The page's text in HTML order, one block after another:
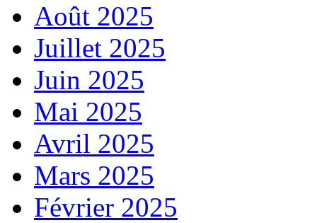
Août 2025
Juillet 2025
Juin 2025
Mai 2025
Avril 2025
Mars 2025
Février 2025